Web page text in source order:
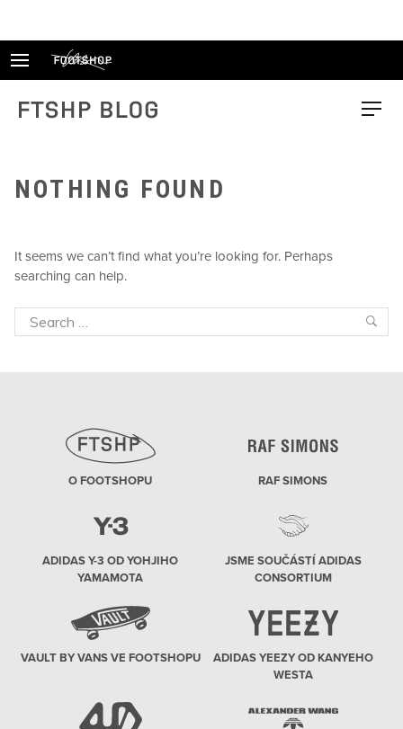
FTSHP blog Menu
NOTHING FOUND
It seems we can’t find what you’re looking for. Perhaps
searching can help.
Search
for:
O FOOTSHOPU RAF SIMONS
ADIDAS Y-3 OD YOHJIHO
YAMAMOTA
JSME SOUČÁSTÍ ADIDAS
CONSORTIUM
VAULT BY VANS VE FOOTSHOPU
ADIDAS YEEZY OD KANYEHO
WESTA